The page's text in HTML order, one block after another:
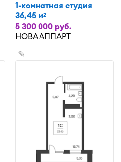
1-комнатная студия
36,45 м2
5 300 000 руб.
НОВА АППАРТ
✎